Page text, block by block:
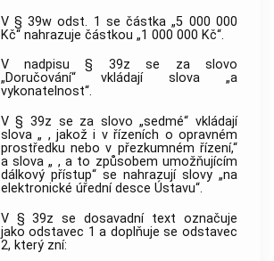
V § 39w odst. 1 se částka „5 000 000
Kč“ nahrazuje částkou „1 000 000 Kč“.
V nadpisu § 39z se za slovo
„Doručování“ vkládají slova „a
vykonatelnost“.
V § 39z se za slovo „sedmé“ vkládají
slova „ , jakož i v řízeních o opravném
prostředku nebo v přezkumném řízení,“
a slova „ , a to způsobem umožňujícím
dálkový přístup“ se nahrazují slovy „na
elektronické úřední desce Ústavu“.
V § 39z se dosavadní text označuje
jako odstavec 1 a doplňuje se odstavec
2, který zní: